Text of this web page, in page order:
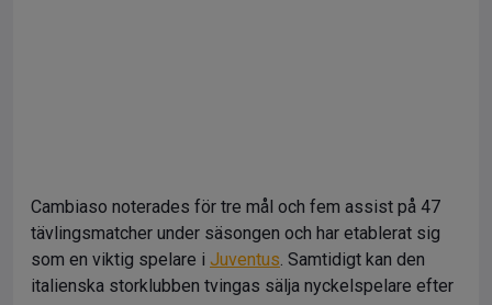
Cambiaso noterades för tre mål och fem assist på 47
tävlingsmatcher under säsongen och har etablerat sig
som en viktig spelare i Juventus. Samtidigt kan den
italienska storklubben tvingas sälja nyckelspelare efter